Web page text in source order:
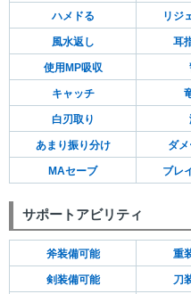
ハメドる リジ
風水返し 耳
使用MP吸収
キャッチ
白刃取り
あまり振り分け ダ
MAセーブ ブレ
サポートアビリティ
斧装備可能 重
剣装備可能 刀